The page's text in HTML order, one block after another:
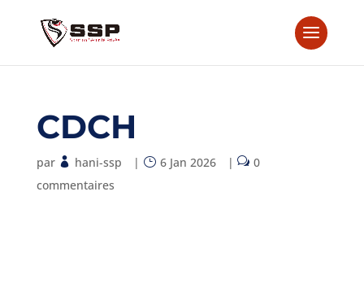
CDCH
par hani-ssp | 6 Jan 2026 |
0
commentaires